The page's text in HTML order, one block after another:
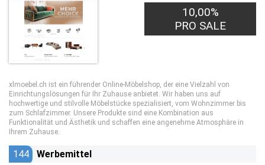
10,00%
PRO SALE
xlmoebel.ch ist ein führender Online-Möbelshop, der eine Vielzahl von
Einrichtungslösungen für Ihr Zuhause anbietet. Wir haben uns auf
hochwertige und stilvolle Möbelstücke spezialisiert, vom Wohnzimmer bis
zum Schlafzimmer. Unsere Produkte sind eine Kombination aus
Funktionalität und Ästhetik und schaffen eine angenehme Atmosphäre in
Ihrem Zuhause.
144 Werbemittel